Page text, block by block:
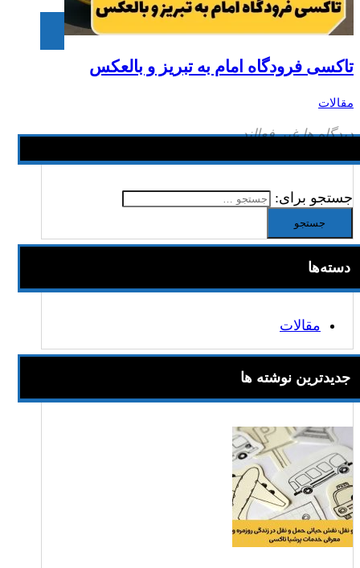
تاکسی فرودگاه امام به تبریز و بالعکس
مقالات
دیدگاه ها غیر فعالند
جستجو برای:
دسته‌ها
مقالات
جدیدترین نوشته ها